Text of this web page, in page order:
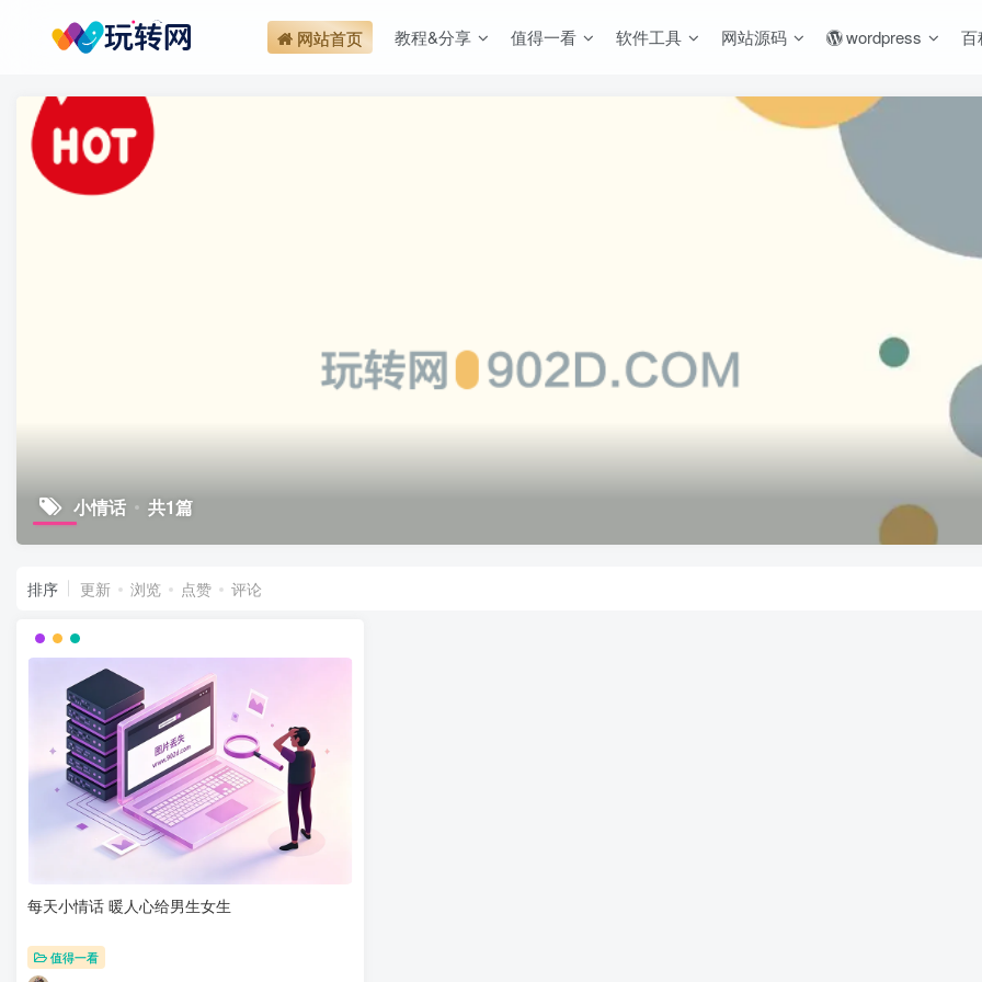
网站首页 教程&分享 值得一看 软件工具 网站源码 wordpress 百
小情话 共1篇
排序 更新 浏览 点赞 评论
每天小情话 暖人心给男生女生
值得一看